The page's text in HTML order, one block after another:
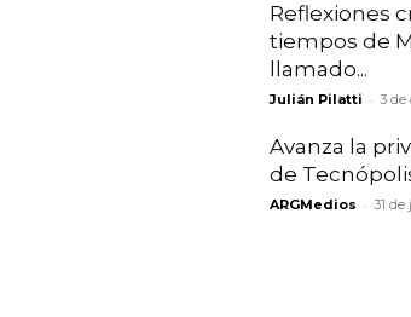
Reflexiones
tiempos de
llamado...
Julián Pilatti - 3 de
Avanza la
de
ARGMedios - 31 de